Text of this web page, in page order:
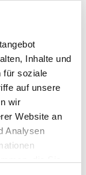
Inhalte und
für soziale
auf unsere
wir
Website an
Analysen
das erste
zum
zu
spielen bei